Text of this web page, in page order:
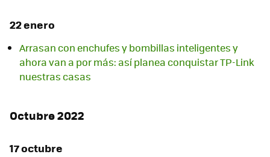
22 enero
Arrasan con enchufes y bombillas inteligentes y
ahora van a por más: así planea conquistar TP-Link
nuestras casas
Octubre 2022
17 octubre